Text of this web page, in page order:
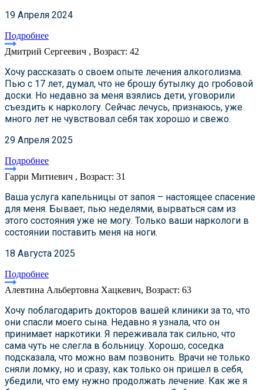
19 Апреля 2024
Подробнее
Дмитрий Сергеевич , Возраст: 42
Хочу рассказать о своем опыте лечения алкоголизма.
Пью с 17 лет, думал, что не брошу бутылку до гробовой
доски. Но недавно за меня взялись дети, уговорили
съездить к наркологу. Сейчас лечусь, признаюсь, уже
много лет не чувствовал себя так хорошо и свежо.
29 Апреля 2025
Подробнее
Гарри Митиевич , Возраст: 31
Ваша услуга капельницы от запоя – настоящее спасение
для меня. Бывает, пью неделями, вырваться сам из
этого состояния уже не могу. Только ваши наркологи в
состоянии поставить меня на ноги.
18 Августа 2025
Подробнее
Алевтина Альбертовна Хацкевич, Возраст: 63
Хочу поблагодарить докторов вашей клиники за то, что
они спасли моего сына. Недавно я узнала, что он
принимает наркотики. Я переживала так сильно, что
сама чуть не слегла в больницу. Хорошо, соседка
подсказала, что можно вам позвонить. Врачи не только
сняли ломку, но и сразу, как только он пришел в себя,
убедили, что ему нужно продолжать лечение. Как же я